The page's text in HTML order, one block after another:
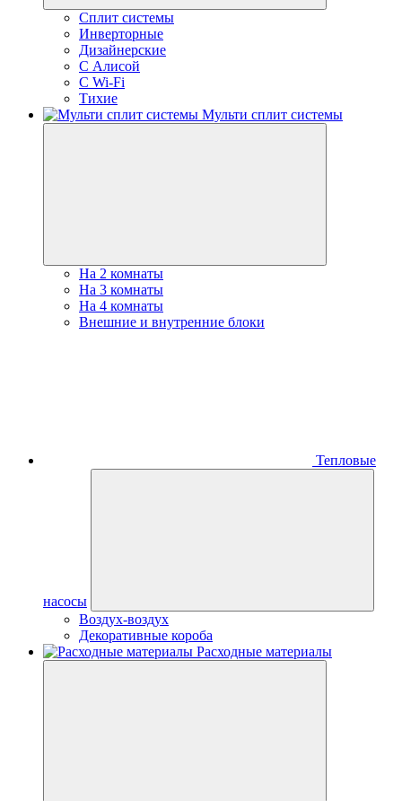
Сплит системы
Инверторные
Дизайнерские
С Алисой
C Wi-Fi
Тихие
Мульти сплит системы
На 2 комнаты
На 3 комнаты
На 4 комнаты
Внешние и внутренние блоки
Тепловые
насосы
Воздух-воздух
Декоративные короба
Расходные материалы